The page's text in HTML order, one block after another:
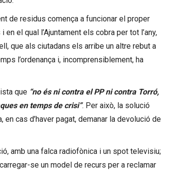
de residus comença a funcionar el proper
el qual l’Ajuntament els cobra per tot l’any,
que als ciutadans els arribe un altre rebut a
l’ordenança i, incomprensiblement, ha
que “no és ni contra el PP ni contra Torró,
en temps de crisi”. Per això, la solució
cas d’haver pagat, demanar la devolució de
amb una falca radiofònica i un spot televisiu;
se un model de recurs per a reclamar